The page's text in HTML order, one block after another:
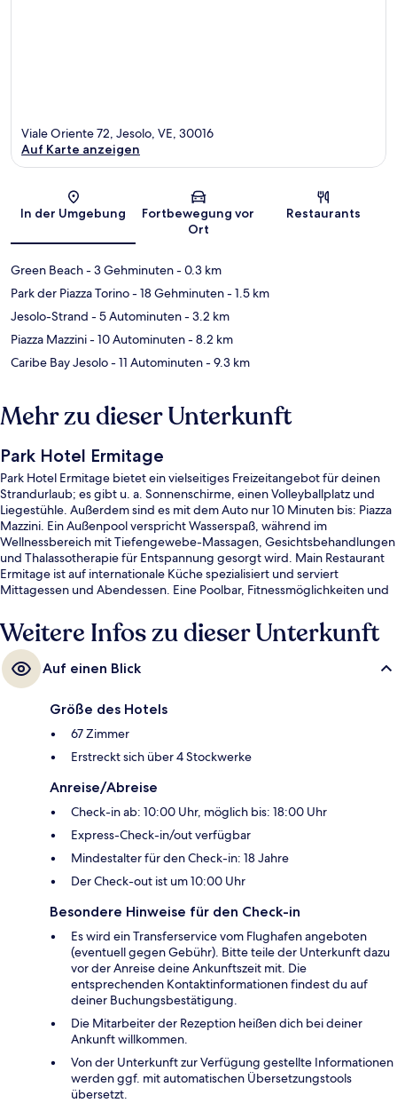
Karte
Viale Oriente 72, Jesolo, VE, 30016
Auf Karte anzeigen
In der Umgebung
Fortbewegung vor
Ort
Restaurants
Green Beach- 3 Gehminuten- 0.3 km
Park der Piazza Torino- 18 Gehminuten- 1.5 km
Jesolo-Strand - 5 Autominuten- 3.2 km
Piazza Mazzini- 10 Autominuten- 8.2 km
Caribe Bay Jesolo- 11 Autominuten- 9.3 km
Mehr zu dieser Unterkunft
Park Hotel Ermitage
Park Hotel Ermitage bietet ein vielseitiges Freizeitangebot für deinen
Strandurlaub; es gibt u. a. Sonnenschirme, einen Volleyballplatz und
Liegestühle. Außerdem sind es mit dem Auto nur 10 Minuten bis: Piazza
Mazzini. Ein Außenpool verspricht Wasserspaß, während im
Wellnessbereich mit Tiefengewebe-Massagen, Gesichtsbehandlungen
und Thalassotherapie für Entspannung gesorgt wird. Main Restaurant
Ermitage ist auf internationale Küche spezialisiert und serviert
Mittagessen und Abendessen. Eine Poolbar, Fitnessmöglichkeiten und
Weitere Infos zu dieser Unterkunft
Auf einen Blick
Größe des Hotels
67 Zimmer
Erstreckt sich über 4 Stockwerke
Anreise/Abreise
Check-in ab: 10:00 Uhr, möglich bis: 18:00 Uhr
Express-Check-in/out verfügbar
Mindestalter für den Check-in: 18 Jahre
Der Check-out ist um 10:00 Uhr
Besondere Hinweise für den Check-in
Es wird ein Transferservice vom Flughafen angeboten
(eventuell gegen Gebühr). Bitte teile der Unterkunft dazu
vor der Anreise deine Ankunftszeit mit. Die
entsprechenden Kontaktinformationen findest du auf
deiner Buchungsbestätigung.
Die Mitarbeiter der Rezeption heißen dich bei deiner
Ankunft willkommen.
Von der Unterkunft zur Verfügung gestellte Informationen
werden ggf. mit automatischen Übersetzungstools
übersetzt.